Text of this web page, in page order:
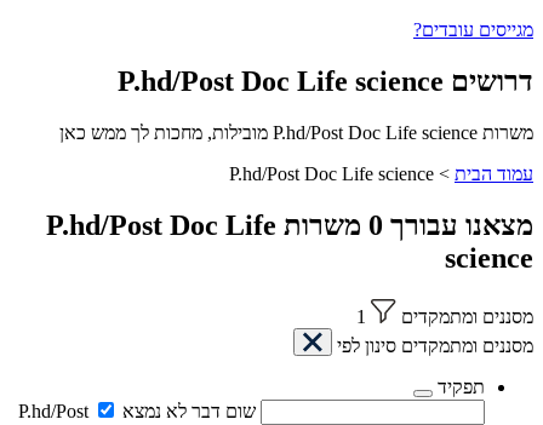
מגייסים עובדים?
דרושים P.hd/Post Doc Life science
משרות P.hd/Post Doc Life science מובילות, מחכות לך ממש כאן
עמוד הבית >
P.hd/Post Doc Life science
מצאנו עבורך 0 משרות P.hd/Post Doc Life
science
מסננים ומתמקדים
1
מסננים ומתמקדים סינון לפי
תפקיד
שום דבר לא נמצא
P.hd/Post